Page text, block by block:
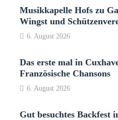
Musikkapelle Hofs zu
Wingst und
6. August 2026
Das erste mal in
Französische Chansons
6. August 2026
Gut besuchtes Backfest